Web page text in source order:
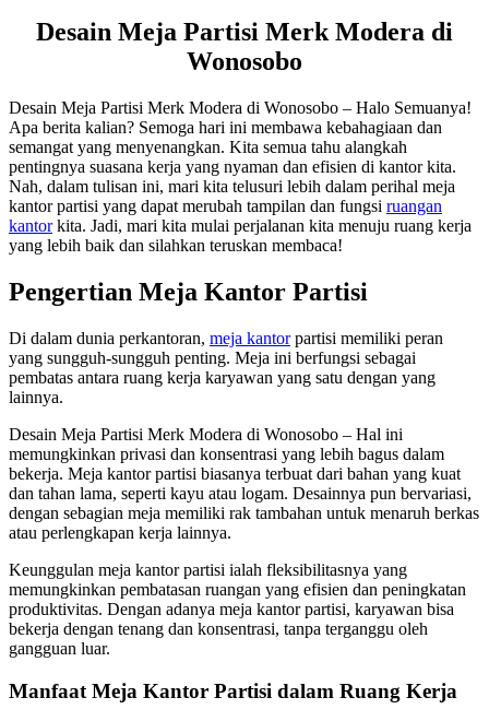
Desain Meja Partisi Merk Modera di
Wonosobo
Desain Meja Partisi Merk Modera di Wonosobo – Halo Semuanya!
Apa berita kalian? Semoga hari ini membawa kebahagiaan dan
semangat yang menyenangkan. Kita semua tahu alangkah
pentingnya suasana kerja yang nyaman dan efisien di kantor kita.
Nah, dalam tulisan ini, mari kita telusuri lebih dalam perihal meja
kantor partisi yang dapat merubah tampilan dan fungsi ruangan
kantorkita. Jadi, mari kita mulai perjalanan kita menuju ruang kerja
yang lebih baik dan silahkan teruskan membaca!
Pengertian Meja Kantor Partisi
Di dalam dunia perkantoran, meja kantorpartisi memiliki peran
yang sungguh-sungguh penting. Meja ini berfungsi sebagai
pembatas antara ruang kerja karyawan yang satu dengan yang
lainnya.
Desain Meja Partisi Merk Modera di Wonosobo – Hal ini
memungkinkan privasi dan konsentrasi yang lebih bagus dalam
bekerja. Meja kantor partisi biasanya terbuat dari bahan yang kuat
dan tahan lama, seperti kayu atau logam. Desainnya pun bervariasi,
dengan sebagian meja memiliki rak tambahan untuk menaruh berkas
atau perlengkapan kerja lainnya.
Keunggulan meja kantor partisi ialah fleksibilitasnya yang
memungkinkan pembatasan ruangan yang efisien dan peningkatan
produktivitas. Dengan adanya meja kantor partisi, karyawan bisa
bekerja dengan tenang dan konsentrasi, tanpa terganggu oleh
gangguan luar.
Manfaat Meja Kantor Partisi dalam Ruang Kerja